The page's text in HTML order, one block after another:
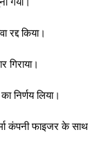
किया।
गिराया।
निर्णय लिया।
कंपनी फाइजर के साथ